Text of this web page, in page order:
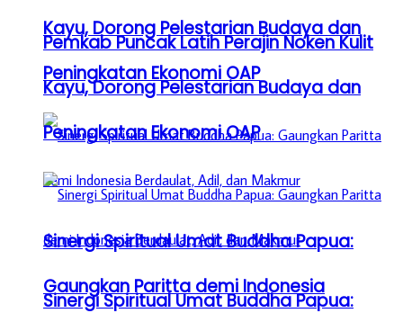
Kayu, Dorong Pelestarian Budaya dan
Peningkatan Ekonomi OAP
Sinergi Spiritual Umat Buddha Papua:
Gaungkan Paritta demi Indonesia
Pemkab Puncak Latih Perajin Noken Kulit
Kayu, Dorong Pelestarian Budaya dan
Peningkatan Ekonomi OAP
Sinergi Spiritual Umat Buddha Papua: